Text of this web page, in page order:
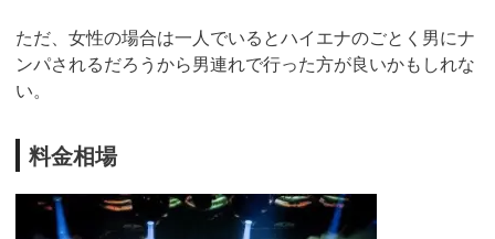
ただ、女性の場合は一人でいるとハイエナのごとく男にナ
ンパされるだろうから男連れで行った方が良いかもしれな
い。
料金相場